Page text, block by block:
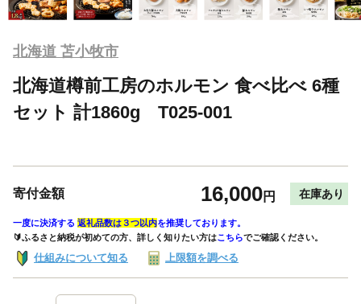
北海道 苫小牧市
北海道樽前工房のホルモン 食べ比べ 6種
セット 計1860g T025-001
寄付金額 16,000円 在庫あり
一度に決済する 返礼品数は３つ以内を推奨しております。
🔰ふるさと納税が初めての方、詳しく知りたい方はこちらでご確認ください。
仕組みについて知る 上限額を調べる